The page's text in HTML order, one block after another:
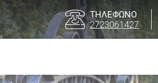
ΤΗΛΕΦΩΝΟ
2723061427